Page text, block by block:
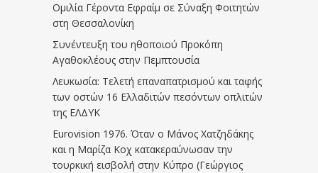
Ομιλία Γέροντα Εφραίμ σε Σύναξη Φοιτητών
στη Θεσσαλονίκη
Συνέντευξη του ηθοποιού Προκόπη
Αγαθοκλέους στην Πεμπτουσία
Λευκωσία: Τελετή επαναπατρισμού και ταφής
των οστών 16 Ελλαδιτών πεσόντων οπλιτών
της ΕΛΔΥΚ
Eurovision 1976. Όταν ο Μάνος Χατζηδάκης
και η Μαρίζα Κοχ κατακεραύνωσαν την
τουρκική εισβολή στην Κύπρο (Γεώργιος